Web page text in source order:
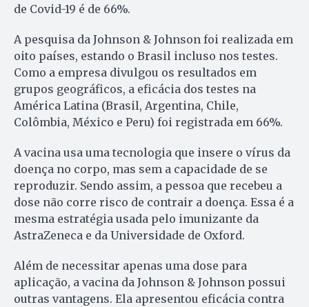
de Covid-19 é de 66%.
A pesquisa da Johnson & Johnson foi realizada em
oito países, estando o Brasil incluso nos testes.
Como a empresa divulgou os resultados em
grupos geográficos, a eficácia dos testes na
América Latina (Brasil, Argentina, Chile,
Colômbia, México e Peru) foi registrada em 66%.
A vacina usa uma tecnologia que insere o vírus da
doença no corpo, mas sem a capacidade de se
reproduzir. Sendo assim, a pessoa que recebeu a
dose não corre risco de contrair a doença. Essa é a
mesma estratégia usada pelo imunizante da
AstraZeneca e da Universidade de Oxford.
Além de necessitar apenas uma dose para
aplicação, a vacina da Johnson & Johnson possui
outras vantagens. Ela apresentou eficácia contra